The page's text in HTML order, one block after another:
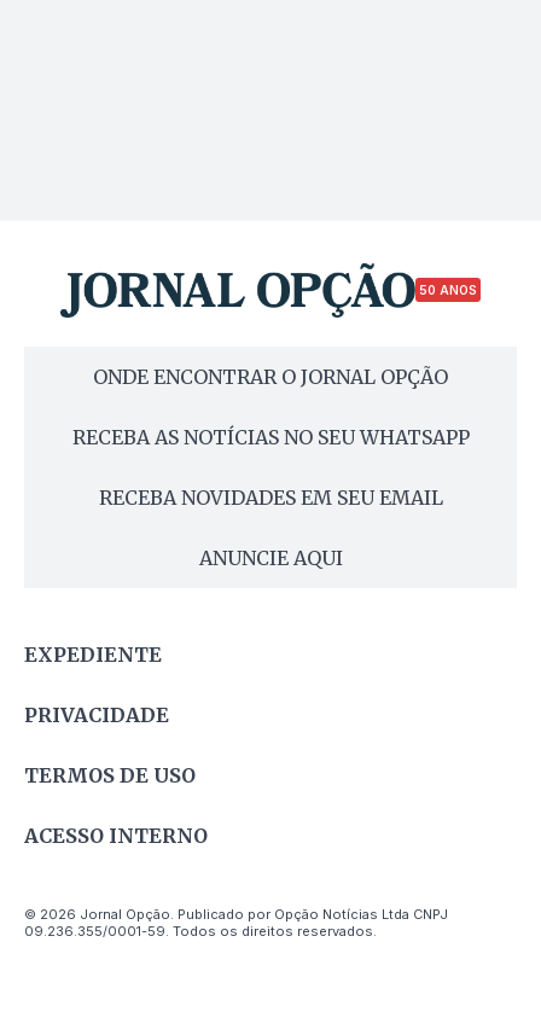
50 ANOS
ONDE ENCONTRAR O JORNAL OPÇÃO
RECEBA AS NOTÍCIAS NO SEU WHATSAPP
RECEBA NOVIDADES EM SEU EMAIL
ANUNCIE AQUI
EXPEDIENTE
PRIVACIDADE
TERMOS DE USO
ACESSO INTERNO
© 2026 Jornal Opção. Publicado por Opção Notícias Ltda CNPJ
09.236.355/0001-59. Todos os direitos reservados.